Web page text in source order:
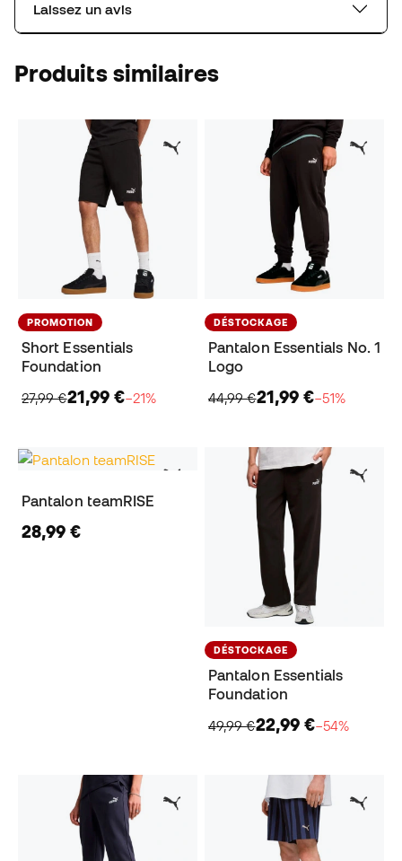
Laissez un avis
Produits similaires
PROMOTION
Short Essentials
Foundation
27,99 €21,99 €−21%
DÉSTOCKAGE
Pantalon Essentials No. 1
Logo
44,99 €21,99 €−51%
Pantalon teamRISE
28,99 €
DÉSTOCKAGE
Pantalon Essentials
Foundation
49,99 €22,99 €−54%